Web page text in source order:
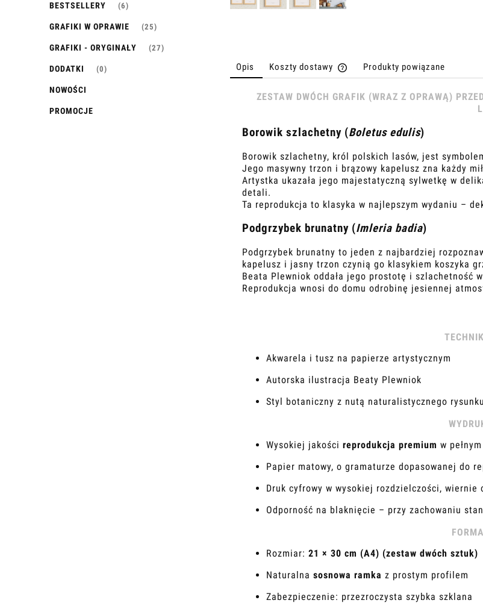
BESTSELLERY (6)
GRAFIKI W OPRAWIE (25)
GRAFIKI - ORYGINAŁY (27)
DODATKI (0)
NOWOŚCI
PROMOCJE
Opis Koszty dostawy
Cena nie zawiera ewentualnych
Produkty powiązane
ZESTAW DWÓCH GRAFIK (WRAZ Z OPRAWĄ)
Borowik szlachetny (Boletus edulis)
Borowik szlachetny, król polskich lasów, jest
Jego masywny trzon i brązowy kapelusz zna każdy
Artystka ukazała jego majestatyczną sylwetkę w
detali.
Ta reprodukcja to klasyka w najlepszym wydaniu –
Podgrzybek brunatny (Imleria badia)
Podgrzybek brunatny to jeden z najbardziej
kapelusz i jasny trzon czynią go klasykiem koszyka
Beata Plewniok oddała jego prostotę i szlachetność
Reprodukcja wnosi do domu odrobinę jesiennej
Akwarela i tusz na papierze artystycznym
Autorska ilustracja Beaty Plewniok
Styl botaniczny z nutą naturalistycznego rysunku
Wysokiej jakości reprodukcja premium w
Papier matowy, o gramaturze dopasowanej do
Druk cyfrowy w wysokiej rozdzielczości, wiernie
Odporność na blaknięcie – przy zachowaniu
Rozmiar: 21 × 30 cm (A4) (zestaw dwóch sztuk)
Naturalna sosnowa ramka z prostym profilem
Zabezpieczenie: przezroczysta szybka szklana